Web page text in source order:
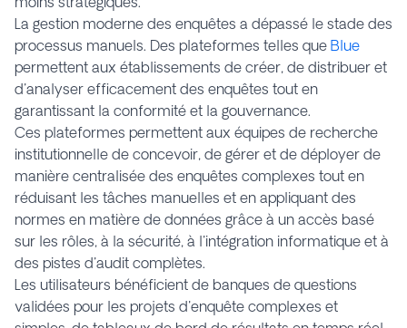
La gestion moderne des enquêtes a dépassé le stade des
processus manuels. Des plateformes telles que Blue
permettent aux établissements de créer, de distribuer et
d'analyser efficacement des enquêtes tout en
garantissant la conformité et la gouvernance.
Ces plateformes permettent aux équipes de recherche
institutionnelle de concevoir, de gérer et de déployer de
manière centralisée des enquêtes complexes tout en
réduisant les tâches manuelles et en appliquant des
normes en matière de données grâce à un accès basé
sur les rôles, à la sécurité, à l'intégration informatique et à
des pistes d'audit complètes.
Les utilisateurs bénéficient de banques de questions
validées pour les projets d'enquête complexes et